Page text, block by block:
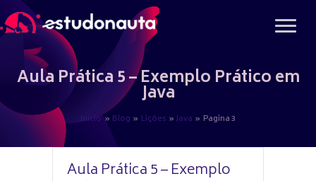
para
conteúdo
Aula Prática 5 – Exemplo Prático em
Java
Início Blog Lições Java Pagina 3
Aula Prática 5 – Exemplo